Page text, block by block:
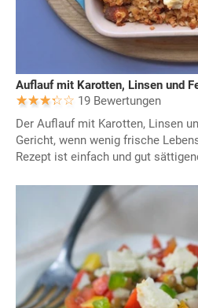
Auflauf mit Karotten, Linsen und
19 Bewertungen
Der Auflauf mit Karotten, Linsen
Gericht, wenn wenig frische
Rezept ist einfach und gut